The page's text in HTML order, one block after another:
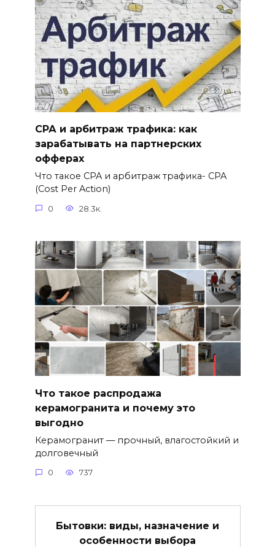
СРА и арбитраж трафика: как
зарабатывать на партнерских
офферах
Что такое CPA и арбитраж трафика- CPA
(Cost Per Action)
0 28.3к.
Что такое распродажа
керамогранита и почему это
выгодно
Керамогранит — прочный, влагостойкий и
долговечный
0 737
Бытовки: виды, назначение и
особенности выбора